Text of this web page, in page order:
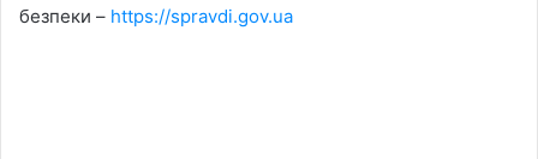
безпеки – https://spravdi.gov.ua